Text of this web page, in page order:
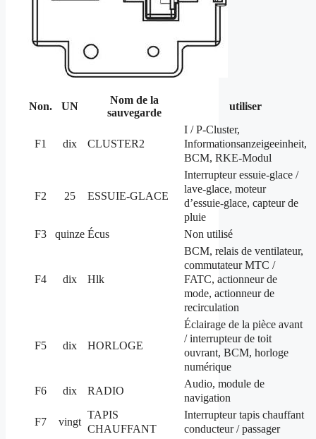
Non. UN
Nom de la
sauvegarde
utiliser
F1 dix CLUSTER2
I / P-Cluster,
Informationsanzeigeeinheit,
BCM, RKE-Modul
F2 25 ESSUIE-GLACE
Interrupteur essuie-glace /
lave-glace, moteur
d’essuie-glace, capteur de
pluie
F3
quinze Écus Non utilisé
F4 dix Hlk
BCM, relais de ventilateur,
commutateur MTC /
FATC, actionneur de
mode, actionneur de
recirculation
F5 dix HORLOGE
Éclairage de la pièce avant
/ interrupteur de toit
ouvrant, BCM, horloge
numérique
F6 dix RADIO
Audio, module de
navigation
F7 vingt
TAPIS
CHAUFFANT
Interrupteur tapis chauffant
conducteur / passager